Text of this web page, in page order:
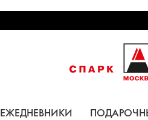
ЕЖЕДНЕВНИКИ